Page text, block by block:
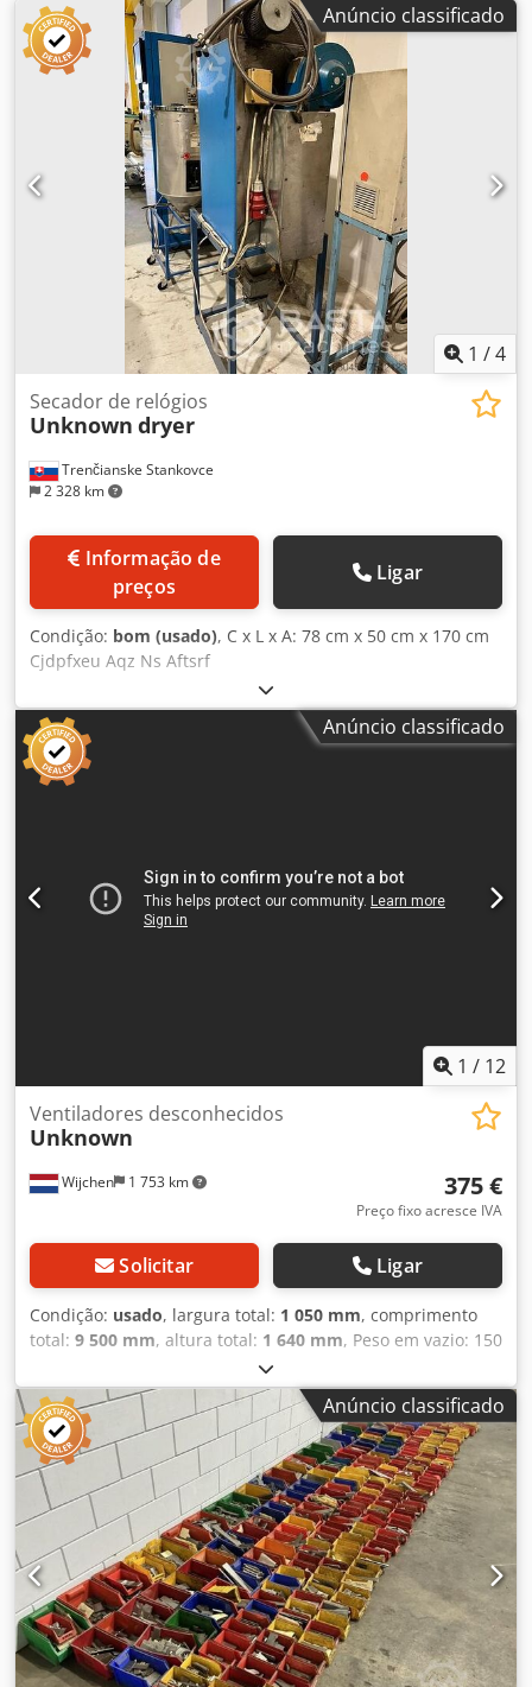
Anúncio classificado
1 /4
Trenčianske Stankovce
2 328 km
Secador de relógios
Unknown dryer
preços
Ligar
Condição: bom (usado), C x L x A: 78 cm x 50 cm x 170 cm
Cjdpfxeu Aqz Ns Aftsrf
Anúncio classificado
1 / 12
Wijchen 1 753 km
Ventiladores desconhecidos
Unknown
375 €
Preço fixo acresce IVA
Solicitar Ligar
Condição: usado, largura total: 1 050 mm, comprimento
total: 9 500 mm, altura total: 1 640 mm, Peso em vazio: 150
kg - Documentação disponível: Não - Certificado CE: Não -
Potência do motor principal [kW]: 2,2 - Diâmetro de
conexão [mm]: 400 - Diâmetro de saída [mm]: 350 -
Potência [kW]: 22,0 - Dimensões para transporte: 9500 mm
x 1050 mm x 1640 mm (c x l x a) - Peso para transporte [kg]:
150 kg - Embalagens para transporte [unidades]: 1 Crodpfx
Aoxzz T Eoftjf Informações financeiras IVA: O preço
indicado não inclui o IVA. IVA/Regime de diferenciação: IVA
dedutível para empresas. Entrega e aceitação de
equipamentos usados possíveis a qualquer momento para
todos os produtos da área industrial. Yorick Diebels
Anúncio classificado